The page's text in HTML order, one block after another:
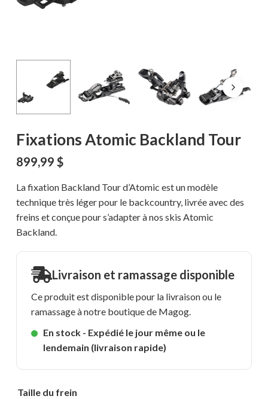
Fixations Atomic Backland Tour
899,99 $
La fixation Backland Tour d’Atomic est un modèle
technique très léger pour le backcountry, livrée avec des
freins et conçue pour s’adapter à nos skis Atomic
Backland.
Livraison et ramassage disponible
Ce produit est disponible pour la livraison ou le
ramassage à notre boutique de Magog.
En stock - Expédié le jour même ou le
lendemain (livraison rapide)
Taille du frein